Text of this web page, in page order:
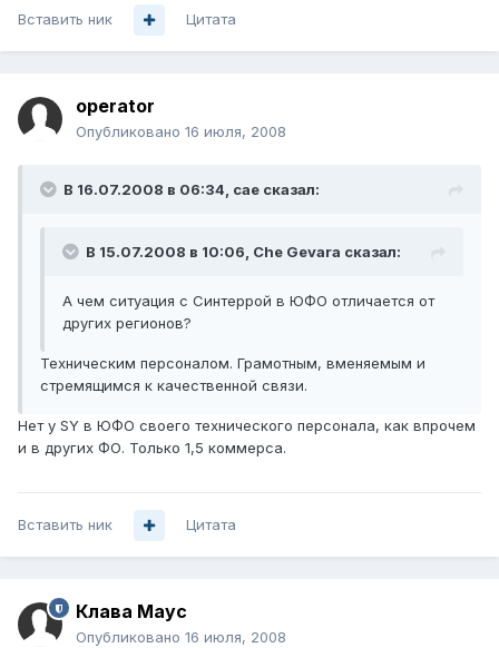
Вставить ник Цитата
operator
Опубликовано 16 июля, 2008
В 16.07.2008 в 06:34, cae сказал:
В 15.07.2008 в 10:06, Che Gevara сказал:
А чем ситуация с Синтеррой в ЮФО отличается от
других регионов?
Техническим персоналом. Грамотным, вменяемым и
стремящимся к качественной связи.
Нет у SY в ЮФО своего технического персонала, как впрочем
и в других ФО. Только 1,5 коммерса.
Вставить ник Цитата
Клава Маус
Опубликовано 16 июля, 2008